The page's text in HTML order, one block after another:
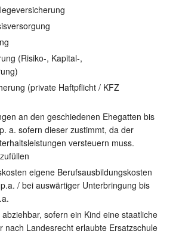
(Risiko-, Kapital-,
(private Haftpflicht / KFZ
an den geschiedenen Ehegatten bis
a. sofern dieser zustimmt, da der
versteuern muss.
eigene Berufsausbildungskosten
/ bei auswärtiger Unterbringung bis
sofern ein Kind eine staatliche
nach Landesrecht erlaubte Ersatzschule